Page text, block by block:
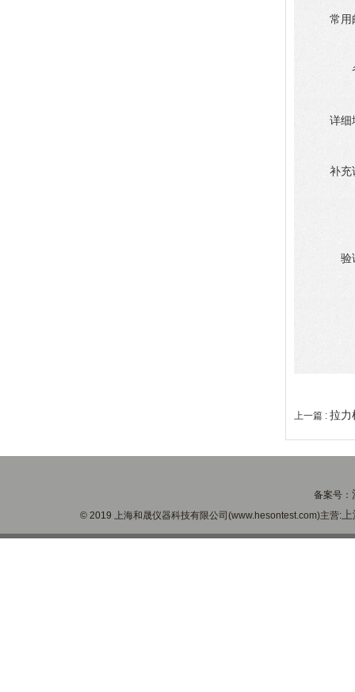
常用
详细
补充
验
上一篇 : 拉力
备案号：
© 2019 上海和晟仪器科技有限公司(www.hesontest.com)主营:上